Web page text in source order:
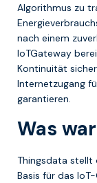
Algorithmus zu
nach einem
IoTGateway
Kontinuität
Internetzugang
garantieren.
Was
Thingsdata stellt
Basis für das